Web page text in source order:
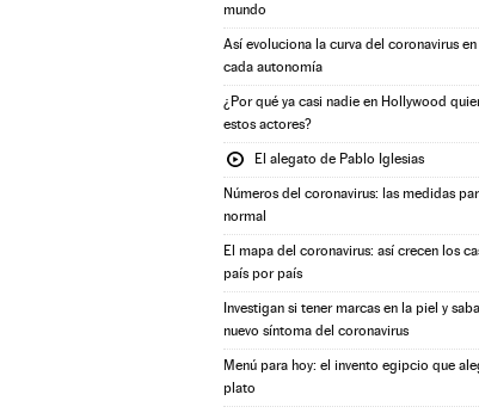
mundo
Así evoluciona la curva del coronavirus en
cada autonomía
¿Por qué ya casi nadie en Hollywood
estos actores?
El alegato de Pablo Iglesias
Números del coronavirus: las medidas
normal
El mapa del coronavirus: así crecen los
país por país
Investigan si tener marcas en la piel y
nuevo síntoma del coronavirus
Menú para hoy: el invento egipcio que
plato